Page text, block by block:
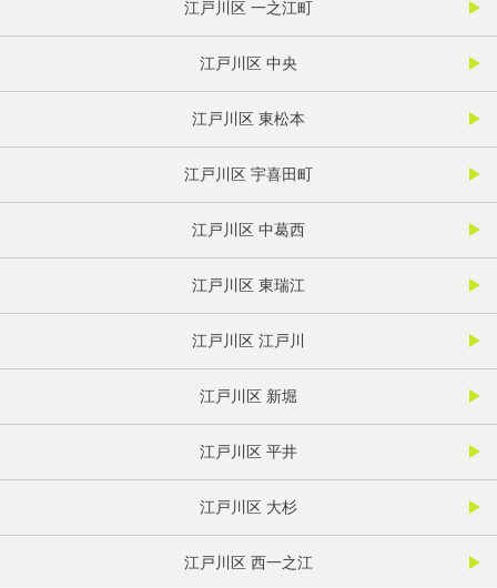
江戸川区 一之江町
江戸川区 中央
江戸川区 東松本
江戸川区 宇喜田町
江戸川区 中葛西
江戸川区 東瑞江
江戸川区 江戸川
江戸川区 新堀
江戸川区 平井
江戸川区 大杉
江戸川区 西一之江